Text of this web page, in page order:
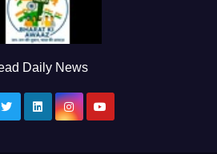
Daily News